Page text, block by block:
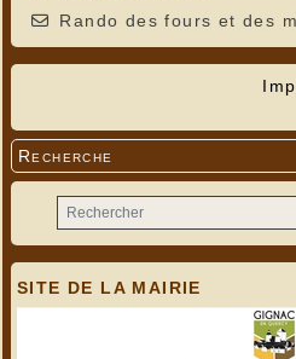
Rando des fours et des
Recherche
SITE DE LA MAIRIE